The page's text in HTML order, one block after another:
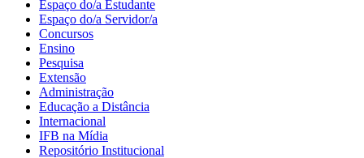
Espaço do/a Estudante
Espaço do/a Servidor/a
Concursos
Ensino
Pesquisa
Extensão
Administração
Educação a Distância
Internacional
IFB na Mídia
Repositório Institucional